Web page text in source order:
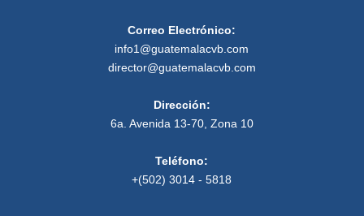
Correo Electrónico:
info1@guatemalacvb.com
director@guatemalacvb.com
Dirección:
6a. Avenida 13-70, Zona 10
Teléfono:
+(502) 3014 - 5818